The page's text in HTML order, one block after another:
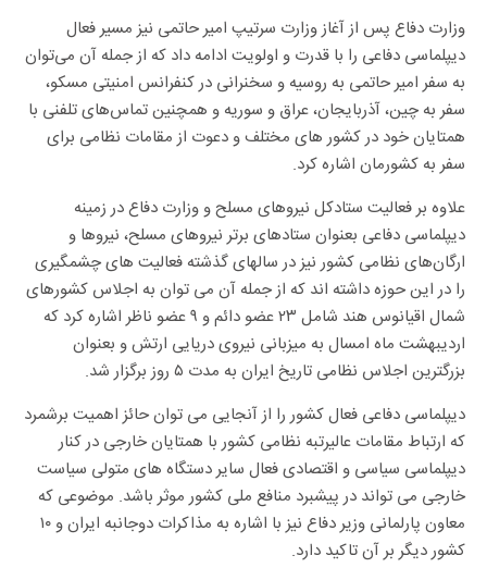
وزارت دفاع پس از آغاز وزارت سرتیپ امیر حاتمی نیز مسیر فعال
دیپلماسی دفاعی را با قدرت و اولویت ادامه داد که از جمله آن می‌توان
به سفر امیر حاتمی به روسیه و سخنرانی در کنفرانس امنیتی مسکو،
سفر به چین، آذربایجان، عراق و سوریه و همچنین تماس‌های تلفنی با
همتایان خود در کشور های مختلف و دعوت از مقامات نظامی برای
سفر به کشورمان اشاره کرد.
علاوه بر فعالیت ستادکل نیروهای مسلح و وزارت دفاع در زمینه
دیپلماسی دفاعی بعنوان ستادهای برتر نیروهای مسلح، نیروها و
ارگان‌های نظامی کشور نیز در سالهای گذشته فعالیت های چشمگیری
را در این حوزه داشته اند که از جمله آن می توان به اجلاس کشورهای
شمال اقیانوس هند شامل ۲۳ عضو دائم و ۹ عضو ناظر اشاره کرد که
اردیبهشت ماه امسال به میزبانی نیروی دریایی ارتش و بعنوان
بزرگترین اجلاس نظامی تاریخ ایران به مدت ۵ روز برگزار شد.
دیپلماسی دفاعی فعال کشور را از آنجایی می توان حائز اهمیت برشمرد
که ارتباط مقامات عالیرتبه نظامی کشور با همتایان خارجی در کنار
دیپلماسی سیاسی و اقتصادی فعال سایر دستگاه های متولی سیاست
خارجی می تواند در پیشبرد منافع ملی کشور موثر باشد. موضوعی که
معاون پارلمانی وزیر دفاع نیز با اشاره به مذاکرات دوجانبه ایران و ۱۰
کشور دیگر بر آن تاکید دارد.